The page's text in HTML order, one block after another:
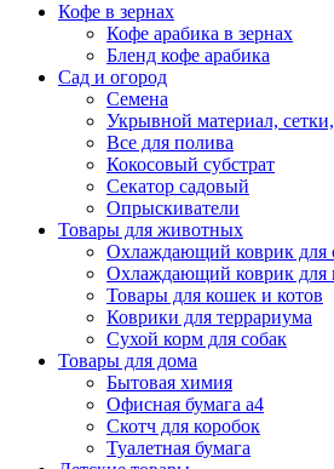
Кофе в зернах
Кофе арабика в зернах
Бленд кофе арабика
Сад и огород
Семена
Укрывной материал,
Все для полива
Кокосовый субстрат
Секатор садовый
Опрыскиватели
Товары для животных
Охлаждающий коврик для
Охлаждающий коврик для
Товары для кошек и котов
Коврики для террариума
Сухой корм для собак
Товары для дома
Бытовая химия
Офисная бумага а4
Скотч для коробок
Туалетная бумага